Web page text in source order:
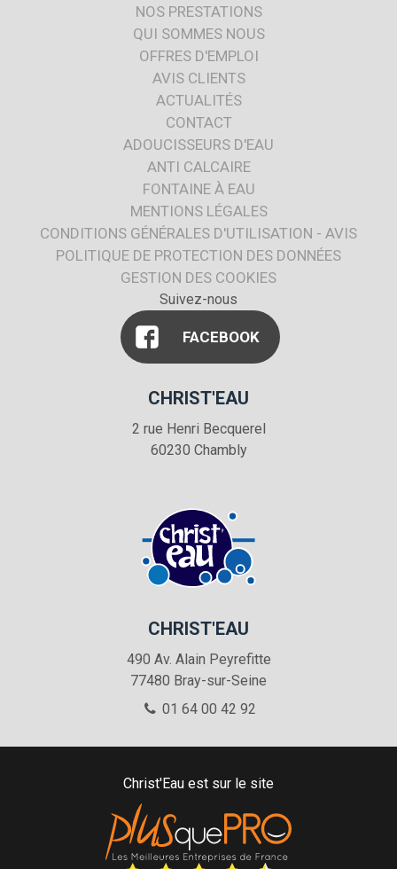
NOS PRESTATIONS
QUI SOMMES NOUS
OFFRES D'EMPLOI
AVIS CLIENTS
ACTUALITÉS
CONTACT
ADOUCISSEURS D'EAU
ANTI CALCAIRE
FONTAINE À EAU
MENTIONS LÉGALES
CONDITIONS GÉNÉRALES D'UTILISATION - AVIS
POLITIQUE DE PROTECTION DES DONNÉES
GESTION DES COOKIES
Suivez-nous
FACEBOOK
CHRIST'EAU
2 rue Henri Becquerel
60230 Chambly
CHRIST'EAU
490 Av. Alain Peyrefitte
77480 Bray-sur-Seine
01 64 00 42 92
Christ'Eau est sur le site